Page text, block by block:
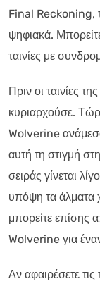
Final Reckoning,
ψηφιακά.
ταινίες με
Πριν οι ταινίες
κυριαρχούσε.
Wolverine ανάμεσα
αυτή τη στιγμή
σειράς γίνεται
υπόψη τα άλματα
μπορείτε επίσης
Wolverine για
Αν αφαιρέσετε